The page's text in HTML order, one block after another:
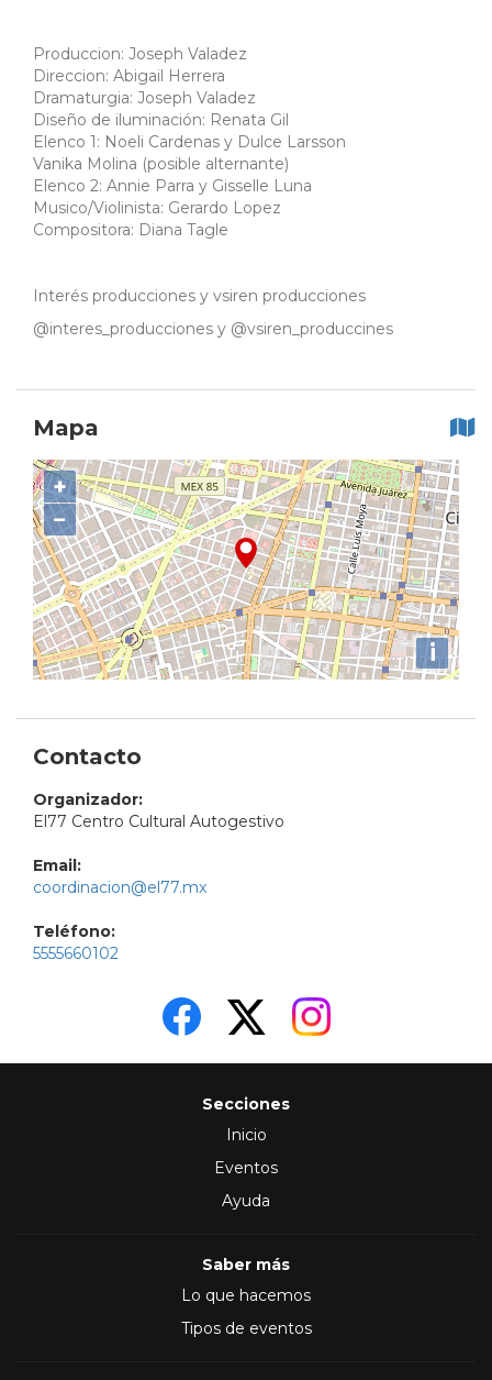
Produccion: Joseph Valadez
Direccion: Abigail Herrera
Dramaturgia: Joseph Valadez
Diseño de iluminación: Renata Gil
Elenco 1: Noeli Cardenas y Dulce Larsson
Vanika Molina (posible alternante)
Elenco 2: Annie Parra y Gisselle Luna
Musico/Violinista: Gerardo Lopez
Compositora: Diana Tagle
Interés producciones y vsiren producciones
@interes_producciones y @vsiren_produccines
Mapa
+
−
i
Contacto
Organizador:
El77 Centro Cultural Autogestivo
Email:
coordinacion@el77.mx
Teléfono:
5555660102
Secciones
Inicio
Eventos
Ayuda
Saber más
Lo que hacemos
Tipos de eventos